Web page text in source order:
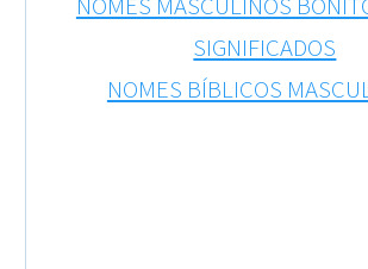
SIGNIFICADOS
NOMES BÍBLICOS